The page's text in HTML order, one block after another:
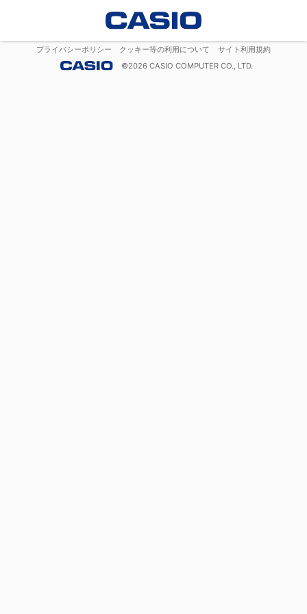
プライバシーポリシー クッキー等の利用について
サイト利用規約
©2026 CASIO COMPUTER CO., LTD.